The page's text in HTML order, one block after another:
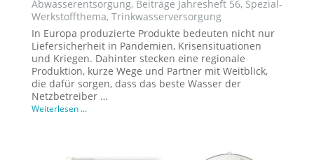
Abwasserentsorgung, Beiträge Jahresheft 56, Spezial-
Werkstoffthema, Trinkwasserversorgung
In Europa produzierte Produkte bedeuten nicht nur
Liefersicherheit in Pandemien, Krisensituationen
und Kriegen. Dahinter stecken eine regionale
Produktion, kurze Wege und Partner mit Weitblick,
die dafür sorgen, dass das beste Wasser der
Netzbetreiber …
Weiterlesen ...